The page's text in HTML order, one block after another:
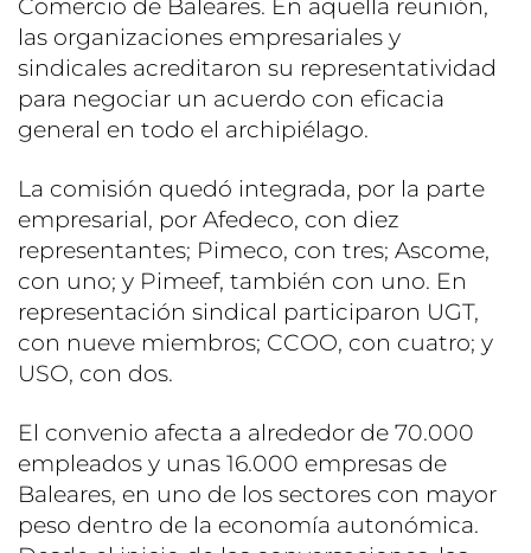
Comercio de Baleares. En aquella reunión,
las organizaciones empresariales y
sindicales acreditaron su representatividad
para negociar un acuerdo con eficacia
general en todo el archipiélago.
La comisión quedó integrada, por la parte
empresarial, por Afedeco, con diez
representantes; Pimeco, con tres; Ascome,
con uno; y Pimeef, también con uno. En
representación sindical participaron UGT,
con nueve miembros; CCOO, con cuatro; y
USO, con dos.
El convenio afecta a alrededor de 70.000
empleados y unas 16.000 empresas de
Baleares, en uno de los sectores con mayor
peso dentro de la economía autonómica.